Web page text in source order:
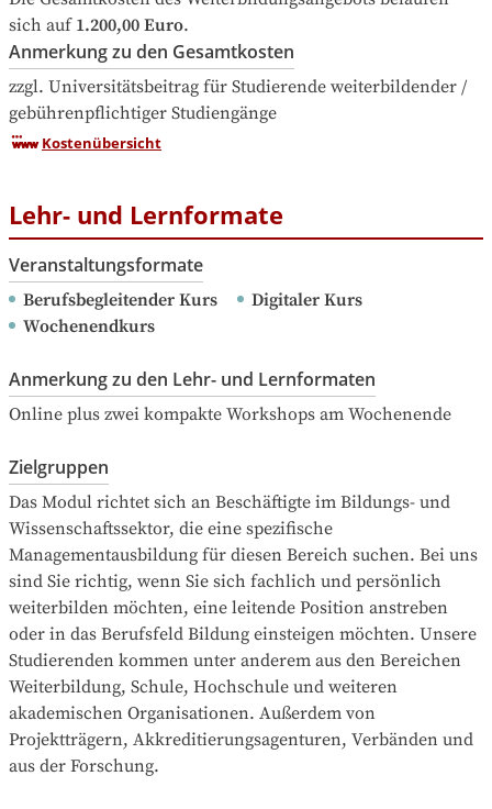
sich auf 1.200,00 Euro.
Anmerkung zu den Gesamtkosten
zzgl. Universitätsbeitrag für Studierende weiterbildender /
gebührenpflichtiger Studiengänge
Kostenübersicht
Lehr- und Lernformate
Veranstaltungsformate
Berufsbegleitender Kurs
Digitaler Kurs
Wochenendkurs
Anmerkung zu den Lehr- und Lernformaten
Online plus zwei kompakte Workshops am Wochenende
Zielgruppen
Das Modul richtet sich an Beschäftigte im Bildungs- und
Wissenschaftssektor, die eine spezifische
Managementausbildung für diesen Bereich suchen. Bei uns
sind Sie richtig, wenn Sie sich fachlich und persönlich
weiterbilden möchten, eine leitende Position anstreben
oder in das Berufsfeld Bildung einsteigen möchten. Unsere
Studierenden kommen unter anderem aus den Bereichen
Weiterbildung, Schule, Hochschule und weiteren
akademischen Organisationen. Außerdem von
Projektträgern, Akkreditierungsagenturen, Verbänden und
aus der Forschung.